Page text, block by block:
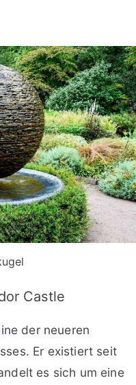
Castle
der neueren
Er existiert seit
es sich um eine